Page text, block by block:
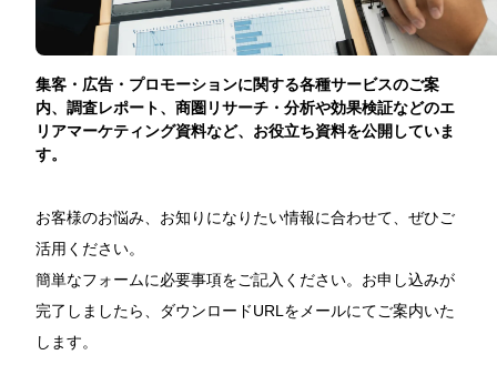
運用型広告
ジオターゲティング広告
デジタルチラシ
新聞折込広告料金表・部数集計表
集客・広告・プロモーションに関する各種サービスのご案
内、調査レポート、商圏リサーチ・分析や効果検証などのエ
リアマーケティング資料など、お役立ち資料を公開していま
す。
お客様のお悩み、お知りになりたい情報に合わせて、ぜひご
活用ください。
簡単なフォームに必要事項をご記入ください。お申し込みが
完了しましたら、ダウンロードURLをメールにてご案内いた
します。